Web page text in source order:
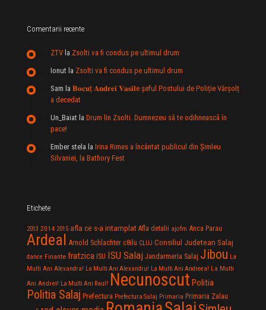
Comentarii recente
ZTV la Zsolti va fi condus pe ultimul drum
Ionut la Zsolti va fi condus pe ultimul drum
Sam la 𝐁𝐨𝐜𝐮ț 𝐀𝐧𝐝𝐫𝐞𝐢 𝐕𝐚𝐬𝐢𝐥e şeful Postului de Poliție Vârșolț
a decedat
Un_Baiat la Drum lin Zsolti. Dumnezeu sã te odihneascã în
pace!
Ember stela la Irina Rimes a încântat publicul din Şimleu
Silvaniei, la Bathory Fest
Etichete
2013 2014 2015 afla ce s-a intamplat Afla detalii ajofm Anca Parau
Ardeal Arnold Schlachter c8ilu CLUJ Consiliul Judetean Salaj
dance Finante fratzica ISU ISU Salaj Jandarmeria Salaj Jibou La
Multi Ani Alexandra! La Multi Ani Alexandru! La Multi Ani Andreea! La Multi
Ani Andrei! La Multi Ani Raul! Necunoscut Politia
Politia Salaj Prefectura Prefectura Salaj Primaria Primaria Zalau